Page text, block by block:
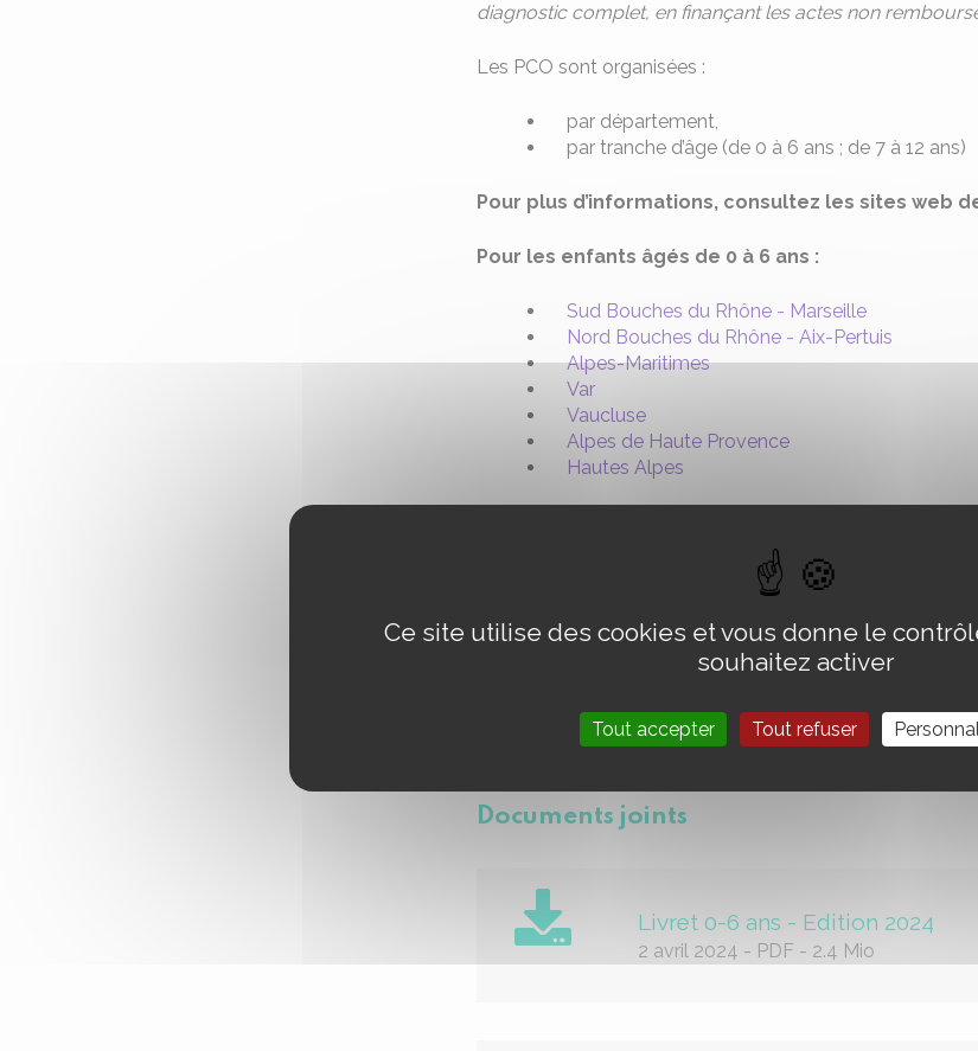
diagnostic complet, en finançant les actes non
Les PCO sont organisées :
par département,
par tranche d’âge (de 0 à 6 ans ; de 7 à 12 ans)
Pour plus d’informations, consultez les sites web
Pour les enfants âgés de 0 à 6 ans :
Sud Bouches du Rhône - Marseille
Nord Bouches du Rhône - Aix-Pertuis
Alpes-Maritimes
Var
Vaucluse
Alpes de Haute Provence
Hautes Alpes
Var
Hautes Alpes
Documents joints
Livret 0-6 ans - Edition 2024
2 avril 2024 - PDF - 2.4 Mio
Ce site utilise des cookies et vous donne le
souhaitez activer
Tout accepter Tout refuser